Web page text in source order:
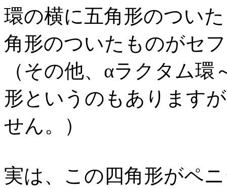
環の横に五角形のつい
角形のついたものがセ
（その他、αラクタム
形というのもあります
せん。）
実は、この四角形がペ